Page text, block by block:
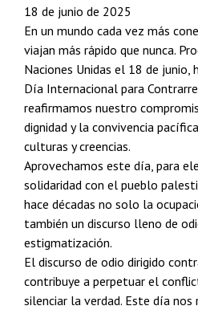
18 de junio de 2025
En un mundo cada vez más
viajan más rápido que nunca.
Naciones Unidas el 18 de junio,
Día Internacional para
reafirmamos nuestro
dignidad y la convivencia
culturas y creencias.
Aprovechamos este día, para
solidaridad con el pueblo
hace décadas no solo la
también un discurso lleno de
estigmatización.
El discurso de odio dirigido
contribuye a perpetuar el
silenciar la verdad. Este día nos